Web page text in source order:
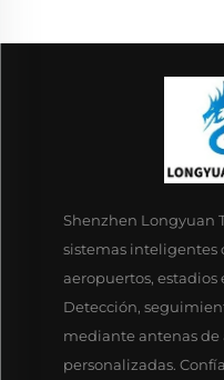
Shenzhen Longyuan
sistemas inteligentes
aeropuertos, estadios
Detección,
mediante antenas de
personalizadas.